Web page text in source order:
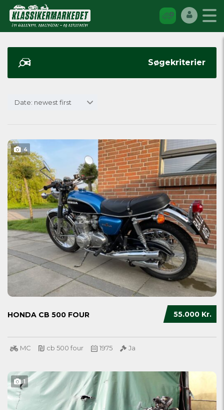
Søgekriterier
Date: newest first
4
55.000 Kr.
HONDA CB 500 FOUR
MC cb 500 four 1975 Ja
1